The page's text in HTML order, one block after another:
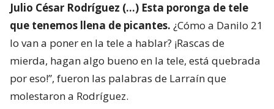
Julio César Rodríguez (…) Esta poronga de tele
que tenemos llena de picantes. ¿Cómo a Danilo 21
lo van a poner en la tele a hablar? ¡Rascas de
mierda, hagan algo bueno en la tele, está quebrada
por eso!”, fueron las palabras de Larraín que
molestaron a Rodríguez.